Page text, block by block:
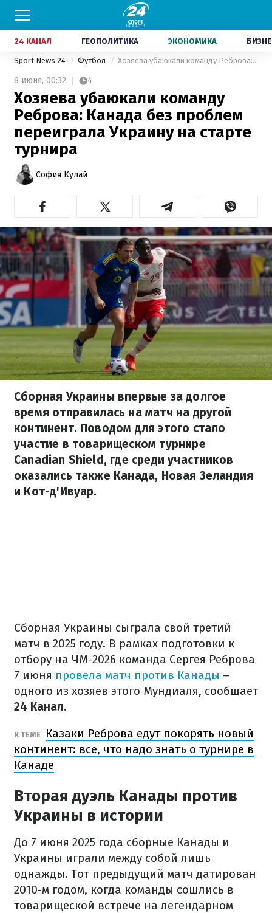
24 КАНАЛ ГЕОПОЛИТИКА ЭКОНОМИКА
Sport News 24 Футбол Хозяева убаюкали команду Реброва: Канада без проблем переиграла Украину на старте турнира
8 июня, 00:32 4
Хозяева убаюкали команду
Реброва: Канада без проблем
переиграла Украину на старте
турнира
София Кулай
Сборная Украины впервые за долгое
время отправилась на матч на другой
континент. Поводом для этого стало
участие в товарищеском турнире
Canadian Shield, где среди участников
оказались также Канада, Новая Зеландия
и Кот-д'Ивуар.
Сборная Украины сыграла свой третий
матч в 2025 году. В рамках подготовки к
отбору на ЧМ-2026 команда Сергея Реброва
7 июня провела матч против Канады –
одного из хозяев этого Мундиаля, сообщает
24 Канал.
К ТЕМЕ
Казаки Реброва едут покорять новый
континент: все, что надо знать о турнире в
Канаде
Вторая дуэль Канады против
Украины в истории
До 7 июня 2025 года сборные Канады и
Украины играли между собой лишь
однажды. Тот предыдущий матч датирован
2010-м годом, когда команды сошлись в
товарищеской встрече на легендарном